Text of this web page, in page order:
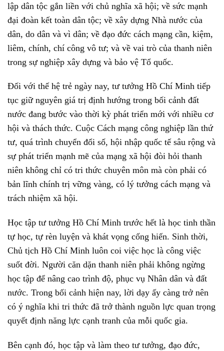
lập dân tộc gắn liền với chủ nghĩa xã hội; về sức mạnh
đại đoàn kết toàn dân tộc; về xây dựng Nhà nước của
dân, do dân và vì dân; về đạo đức cách mạng cần, kiệm,
liêm, chính, chí công vô tư; và về vai trò của thanh niên
trong sự nghiệp xây dựng và bảo vệ Tổ quốc.
Đối với thế hệ trẻ ngày nay, tư tưởng Hồ Chí Minh tiếp
tục giữ nguyên giá trị định hướng trong bối cảnh đất
nước đang bước vào thời kỳ phát triển mới với nhiều cơ
hội và thách thức. Cuộc Cách mạng công nghiệp lần thứ
tư, quá trình chuyển đổi số, hội nhập quốc tế sâu rộng và
sự phát triển mạnh mẽ của mạng xã hội đòi hỏi thanh
niên không chỉ có tri thức chuyên môn mà còn phải có
bản lĩnh chính trị vững vàng, có lý tưởng cách mạng và
trách nhiệm xã hội.
Học tập tư tưởng Hồ Chí Minh trước hết là học tinh thần
tự học, tự rèn luyện và khát vọng cống hiến. Sinh thời,
Chủ tịch Hồ Chí Minh luôn coi việc học là công việc
suốt đời. Người căn dặn thanh niên phải không ngừng
học tập để nâng cao trình độ, phục vụ Nhân dân và đất
nước. Trong bối cảnh hiện nay, lời dạy ấy càng trở nên
có ý nghĩa khi tri thức đã trở thành nguồn lực quan trọng
quyết định năng lực cạnh tranh của mỗi quốc gia.
Bên cạnh đó, học tập và làm theo tư tưởng, đạo đức,